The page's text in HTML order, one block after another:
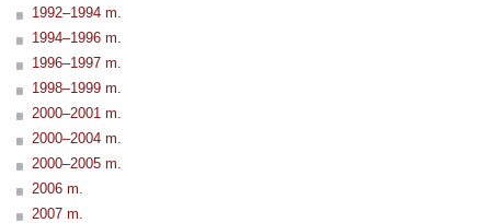
1992–1994 m.
1994–1996 m.
1996–1997 m.
1998–1999 m.
2000–2001 m.
2000–2004 m.
2000–2005 m.
2006 m.
2007 m.